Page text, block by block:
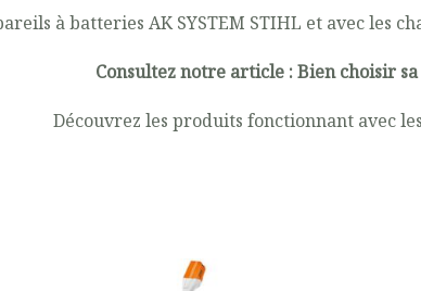
à batteries AK SYSTEM STIHL et avec les
Consultez notre article :Bien choisir
Découvrez les produits fonctionnant avec